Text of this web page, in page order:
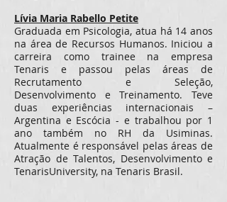
Lívia Maria Rabello Petite
Graduada em Psicologia, atua há 14 anos
na área de Recursos Humanos. Iniciou a
carreira como trainee na empresa
Tenaris e passou pelas áreas de
Recrutamento e Seleção,
Desenvolvimento e Treinamento. Teve
duas experiências internacionais –
Argentina e Escócia - e trabalhou por 1
ano também no RH da Usiminas.
Atualmente é responsável pelas áreas de
Atração de Talentos, Desenvolvimento e
TenarisUniversity, na Tenaris Brasil.